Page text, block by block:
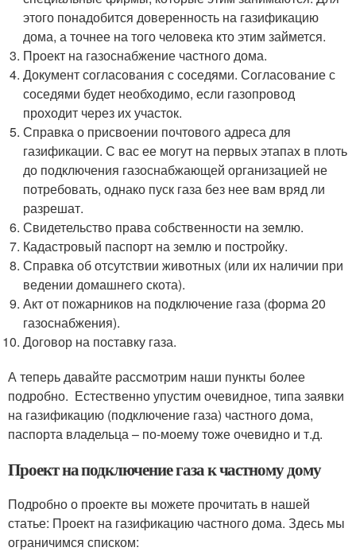
этого понадобится доверенность на газификацию
дома, а точнее на того человека кто этим займется.
Проект на газоснабжение частного дома.
Документ согласования с соседями. Согласование с
соседями будет необходимо, если газопровод
проходит через их участок.
Справка о присвоении почтового адреса для
газификации. С вас ее могут на первых этапах в плоть
до подключения газоснабжающей организацией не
потребовать, однако пуск газа без нее вам вряд ли
разрешат.
Свидетельство права собственности на землю.
Кадастровый паспорт на землю и постройку.
Справка об отсутствии животных (или их наличии при
ведении домашнего скота).
Акт от пожарников на подключение газа (форма 20
газоснабжения).
Договор на поставку газа.
А теперь давайте рассмотрим наши пункты более
подробно. Естественно упустим очевидное, типа заявки
на газификацию (подключение газа) частного дома,
паспорта владельца – по-моему тоже очевидно и т.д.
Проект на подключение газа к частному дому
Подробно о проекте вы можете прочитать в нашей
статье: Проект на газификацию частного дома. Здесь мы
ограничимся списком: